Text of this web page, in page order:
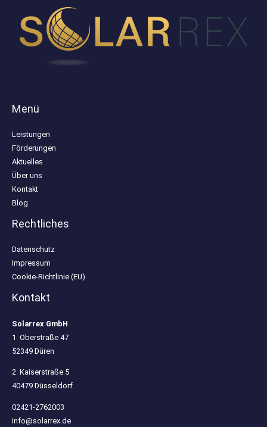
Menü
Leistungen
Förderungen
Aktuelles
Über uns
Kontakt
Blog
Rechtliches
Datenschutz
Impressum
Cookie-Richtlinie (EU)
Kontakt
Solarrex GmbH
1. Oberstraße 47
52349 Düren
2. Kaiserstraße 5
40479 Düsseldorf
02421-2762003
info@solarrex.de